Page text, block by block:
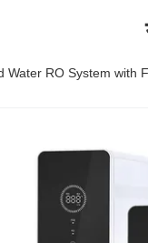
Water RO System with